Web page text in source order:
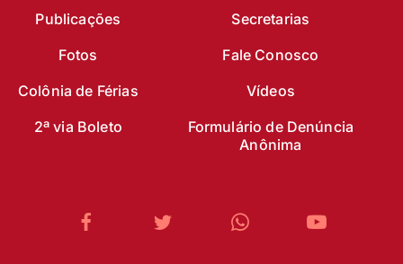
Publicações
Secretarias
Fotos
Fale Conosco
Colônia de Férias
Vídeos
2ª via Boleto
Formulário de Denúncia
Anônima